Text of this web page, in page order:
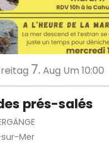
7. Aug Um 10:00
prés-salés
Mer